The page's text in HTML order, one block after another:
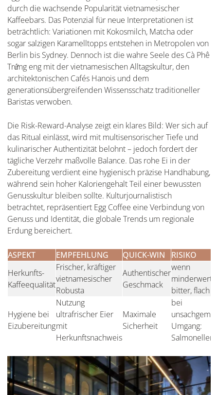
durch die wachsende Popularität vietnamesischer
Kaffeebars. Das Potenzial für neue Interpretationen ist
beträchtlich: Variationen mit Kokosmilch, Matcha oder
sogar salzigen Karamelltopps entstehen in Metropolen von
Berlin bis Sydney. Dennoch ist die wahre Seele des Cà Phê
Trứng eng mit der vietnamesischen Alltagskultur, den
architektonischen Cafés Hanois und dem
generationsübergreifenden Wissensschatz traditioneller
Baristas verwoben.
Die Risk-Reward-Analyse zeigt ein klares Bild: Wer sich auf
das Ritual einlässt, wird mit multisensorischer Tiefe und
kulinarischer Authentizität belohnt – jedoch fordert der
tägliche Verzehr maßvolle Balance. Das rohe Ei in der
Zubereitung verdient eine hygienisch präzise Handhabung,
während sein hoher Kaloriengehalt Teil einer bewussten
Genusskultur bleiben sollte. Kulturjournalistisch
betrachtet, repräsentiert Egg Coffee eine Verbindung von
Genuss und Identität, die globale Trends um regionale
Erdung bereichert.
ASPEKT EMPFEHLUNG QUICK-WIN
RISIKO
Herkunfts-
Kaffeequalität
Frischer, kräftiger
vietnamesischer
Robusta
Authentischer
Geschmack
wenn
bitter, flach
Hygiene bei
Eizubereitung
Nutzung
ultrafrischer Eier
mit
Herkunftsnachweis
Maximale
Sicherheit
bei
Umgang: